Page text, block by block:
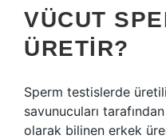
VÜCUT
ÜRETIR?
Sperm testislerde
savunucuları
olarak bilinen erkek